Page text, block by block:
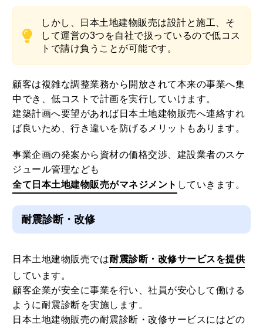
しかし、日本土地建物販売は設計と施工、そ
して運営の3つを自社で扱っているので低コス
トで請け負うことが可能です。
顧客は複雑な調整業務から開放されて本来の事業へ集
中でき、低コストで計画を実行していけます。
建築計画へ要望があれば日本土地建物販売へ連絡すれ
ば良いため、行き違いを防げるメリットもあります。
事業企画の発案から資材の価格交渉、建設業者のスケ
ジュール管理なども
全て日本土地建物販売がマネジメント していきます。
耐震診断・改修
日本土地建物販売では耐震診断・改修サービスを提供
しています。
顧客企業が安全に事業を行い、社員が安心して働ける
ように耐震診断を実施します。
日本土地建物販売の耐震診断・改修サービスにはどの